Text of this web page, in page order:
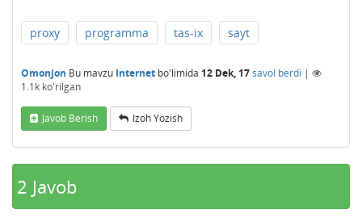
proxy programma tas-ix sayt
Omonjon Bu mavzu Internet bo'limida 12 Dek, 17savol berdi |
1.1k ko'rilgan
Javob Berish Izoh Yozish
2 Javob